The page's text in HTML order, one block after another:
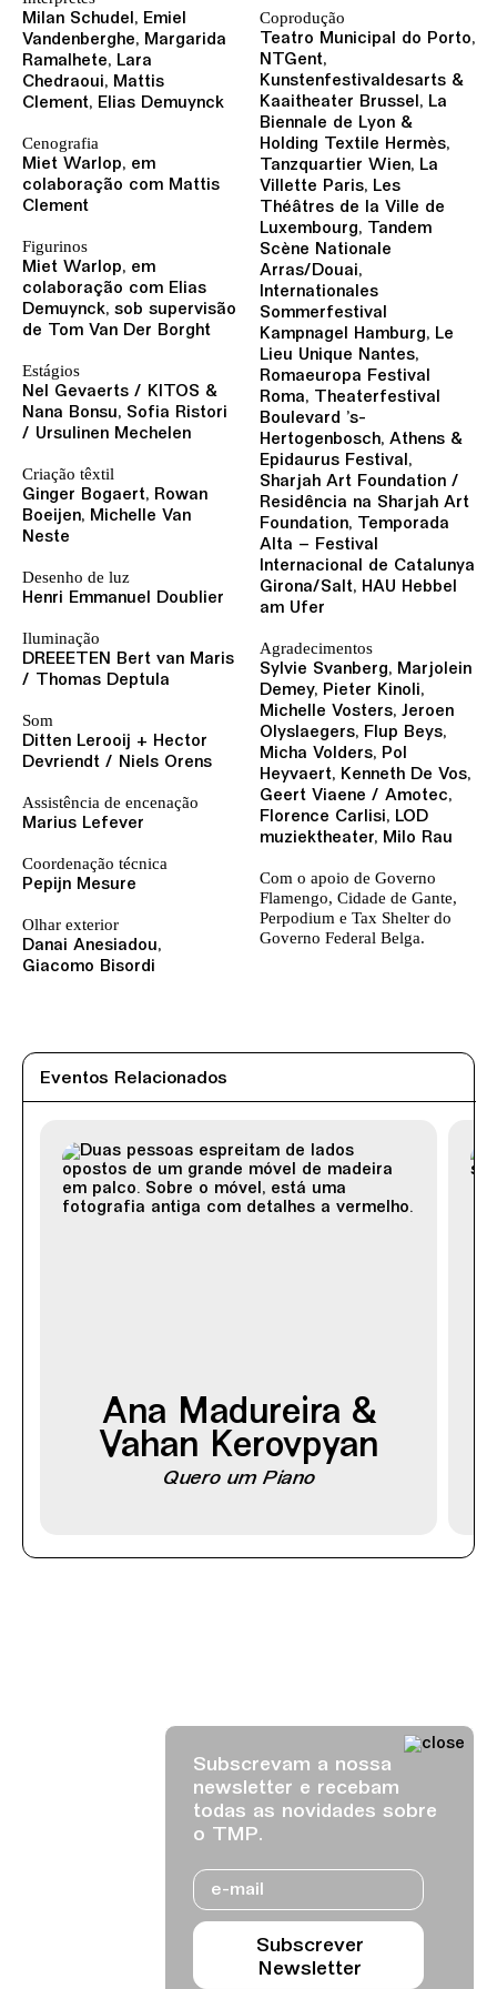
Milan Schudel, Emiel
Vandenberghe, Margarida
Ramalhete, Lara
Chedraoui, Mattis
Clement, Elias Demuynck
Cenografia
Miet Warlop, em
colaboração com Mattis
Clement
Figurinos
Miet Warlop, em
colaboração com Elias
Demuynck, sob supervisão
de Tom Van Der Borght
Estágios
Nel Gevaerts / KITOS &
Nana Bonsu, Sofia Ristori
/ Ursulinen Mechelen
Criação têxtil
Ginger Bogaert, Rowan
Boeijen, Michelle Van
Neste
Desenho de luz
Henri Emmanuel Doublier
Iluminação
DREEETEN Bert van Maris
/ Thomas Deptula
Som
Ditten Lerooij + Hector
Devriendt / Niels Orens
Assistência de encenação
Marius Lefever
Coordenação técnica
Pepijn Mesure
Olhar exterior
Danai Anesiadou,
Giacomo Bisordi
Coprodução
Teatro Municipal do Porto,
NTGent,
Kunstenfestivaldesarts &
Kaaitheater Brussel, La
Biennale de Lyon &
Holding Textile Hermès,
Tanzquartier Wien, La
Villette Paris, Les
Théâtres de la Ville de
Luxembourg, Tandem
Scène Nationale
Arras/Douai,
Internationales
Sommerfestival
Kampnagel Hamburg, Le
Lieu Unique Nantes,
Romaeuropa Festival
Roma, Theaterfestival
Boulevard ’s-
Hertogenbosch, Athens &
Epidaurus Festival,
Sharjah Art Foundation /
Residência na Sharjah Art
Foundation, Temporada
Alta – Festival
Internacional de Catalunya
Girona/Salt, HAU Hebbel
am Ufer
Agradecimentos
Sylvie Svanberg, Marjolein
Demey, Pieter Kinoli,
Michelle Vosters, Jeroen
Olyslaegers, Flup Beys,
Micha Volders, Pol
Heyvaert, Kenneth De Vos,
Geert Viaene / Amotec,
Florence Carlisi, LOD
muziektheater, Milo Rau
Com o apoio de Governo
Flamengo, Cidade de Gante,
Perpodium e Tax Shelter do
Governo Federal Belga.
Eventos Relacionados
Ana Madureira &
Vahan Kerovpyan
Quero um Piano
Subscrevam a nossa
newsletter e recebam
todas as novidades sobre
o TMP.
Email
Subscrever
Newsletter